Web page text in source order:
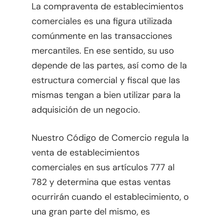
La compraventa de establecimientos
comerciales es una figura utilizada
comúnmente en las transacciones
mercantiles. En ese sentido, su uso
depende de las partes, así como de la
estructura comercial y fiscal que las
mismas tengan a bien utilizar para la
adquisición de un negocio.
Nuestro Código de Comercio regula la
venta de establecimientos
comerciales en sus artículos 777 al
782 y determina que estas ventas
ocurrirán cuando el establecimiento, o
una gran parte del mismo, es